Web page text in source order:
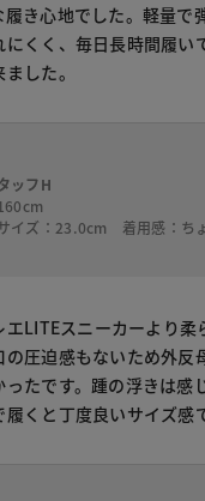
履き心地でした。軽量で
にくく、毎日長時間履い
した。
ッフH
イズ：23.0cm 着用感：ち
エLITEスニーカーより柔
の圧迫感もないため外反
ったです。踵の浮きは感
くと丁度良いサイズ感